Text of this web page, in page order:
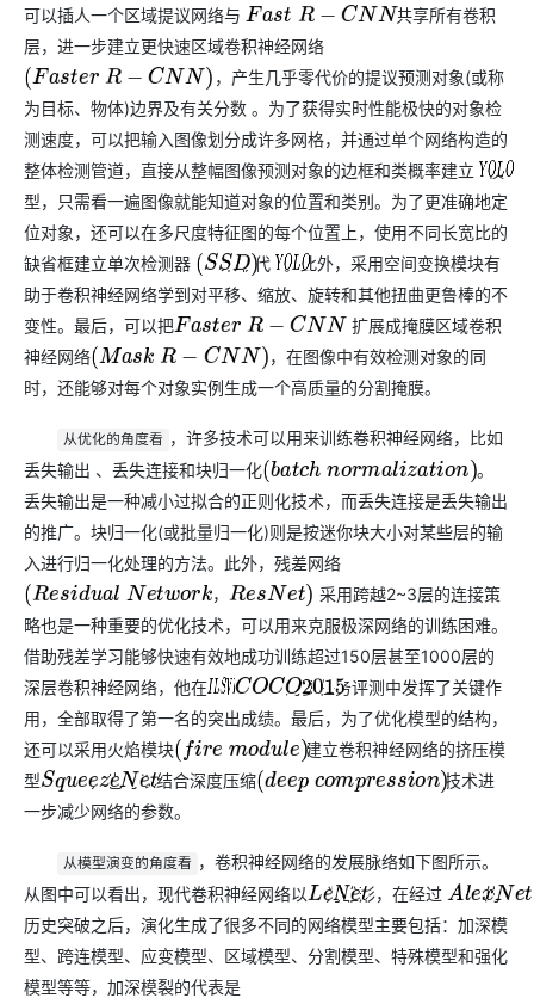
可以插人一个区域提议网络与 Fast R −C NN
共享所有卷积
层，进一步建立更快速区域卷积神经网络
(Faster R− CNN )
，产生几乎零代价的提议预测对象(或称
为目标、物体)边界及有关分数 。为了获得实时性能极快的对象检
测速度，可以把输入图像划分成许多网格，并通过单个网络构造的
整体检测管道，直接从整幅图像预测对象的边框和类概率建立 YOLO
模
型，只需看一遍图像就能知道对象的位置和类别。为了更准确地定
位对象，还可以在多尺度特征图的每个位置上，使用不同长宽比的
缺省框建立单次检测器 (SSD)
来取代 YOLO
。此外，采用空间变换模块有
助于卷积神经网络学到对平移、缩放、旋转和其他扭曲更鲁棒的不
变性。最后，可以把Faster R−CNN
扩展成掩膜区域卷积
神经网络(Mask R −C NN )
，在图像中有效检测对象的同
时，还能够对每个对象实例生成一个高质量的分割掩膜。
从优化的角度看 ，许多技术可以用来训练卷积神经网络，比如
丢失输出 、丢失连接和块归一化(batch normalization)
。
丢失输出是一种减小过拟合的正则化技术，而丢失连接是丢失输出
的推广。块归一化(或批量归一化)则是按迷你块大小对某些层的输
入进行归一化处理的方法。此外，残差网络
，
(Residual Ne twork，ResN et)
采用跨越2~3层的连接策
略也是一种重要的优化技术，可以用来克服极深网络的训练困难。
借助残差学习能够快速有效地成功训练超过150层甚至1000层的
深层卷积神经网络，他在ILSVRC
&COCO2015
的多任务评测中发挥了关键作
用，全部取得了第一名的突出成绩。最后，为了优化模型的结构，
还可以采用火焰模块( ire m odule)
建立卷积神经网络的挤压模
型SqueezeNet
，也可以结合深度压缩(deep compression)
技术进
一步减少网络的参数。
从模型演变的角度看 ，卷积神经网络的发展脉络如下图所示。
从图中可以看出，现代卷积神经网络以LeNet
为雏形，在经过 AlexNet
的
历史突破之后，演化生成了很多不同的网络模型主要包括：加深模
型、跨连模型、应变模型、区域模型、分割模型、特殊模型和强化
模型等等，加深模裂的代表是